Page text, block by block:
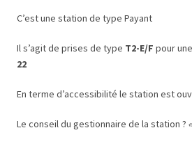
C’est une station de type Payant
Il s’agit de prises de type T2-E/F pour
22
En terme d’accessibilité le station est
Le conseil du gestionnaire de la station ?